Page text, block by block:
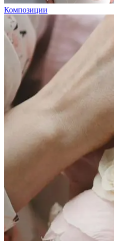
Композиции